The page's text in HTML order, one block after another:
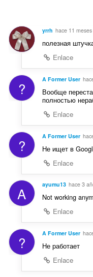
s
i
o
s
n
t
u
c
i
o
n
yrrh hace 11 meses
полезная
Enlace
? A Former User
Вообще
полностью
Enlace
? A Former User
Не ищет в
Enlace
A ayumu13 hace 3
Not working
Enlace
? A Former User
Не работает
Enlace